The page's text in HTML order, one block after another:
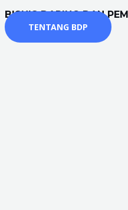
BISNIS DARING DAN
TENTANG BDP